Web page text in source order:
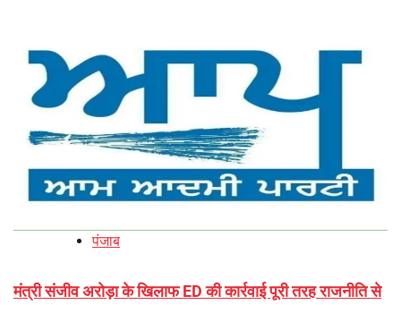
पंजाब
मंत्री संजीव अरोड़ा के खिलाफ ED की कार्रवाई पूरी तरह राजनीति से